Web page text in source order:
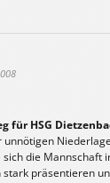
für HSG
unnötigen
sich die Mannschaft
stark präsentieren